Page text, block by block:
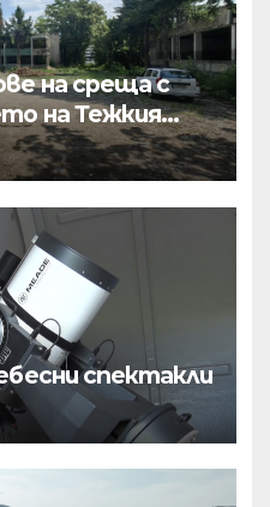
на среща с
на Тежкия
спектакли